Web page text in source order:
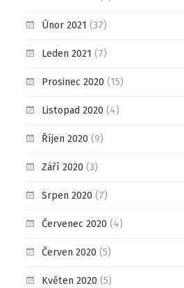
Únor 2021 (37)
Leden 2021 (7)
Prosinec 2020 (15)
Listopad 2020 (4)
Říjen 2020 (9)
Září 2020 (3)
Srpen 2020 (7)
Červenec 2020 (4)
Červen 2020 (5)
Květen 2020 (5)